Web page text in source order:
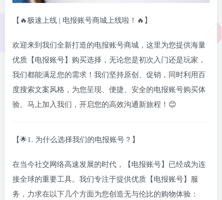
【🔥极速上线 | 电报账号商城上线啦！🔥】
欢迎来到我们全新打造的电报账号商城，这里为您提供海量
优质【电报账号】购买选择，无论您是初次入门还是玩家，
我们都能满足您的需求！我们坚持原创、促销，同时利用百
度搜索文案风格，为您呈现、便捷、安全的电报账号购买体
验。马上加入我们，开启您的高效沟通新旅程！😊
【🌟1. 为什么选择我们的电报账号？】
在当今社交网络高速发展的时代，【电报账号】已经成为连
接全球的重要工具。我们专注于提供优质【电报账号】服
务，力求在以下几个方面为您创造无与伦比的购物体验：